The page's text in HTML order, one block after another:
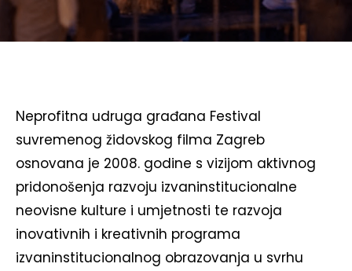
Neprofitna udruga građana Festival
suvremenog židovskog filma Zagreb
osnovana je 2008. godine s vizijom aktivnog
pridonošenja razvoju izvaninstitucionalne
neovisne kulture i umjetnosti te razvoja
inovativnih i kreativnih programa
izvaninstitucionalnog obrazovanja u svrhu